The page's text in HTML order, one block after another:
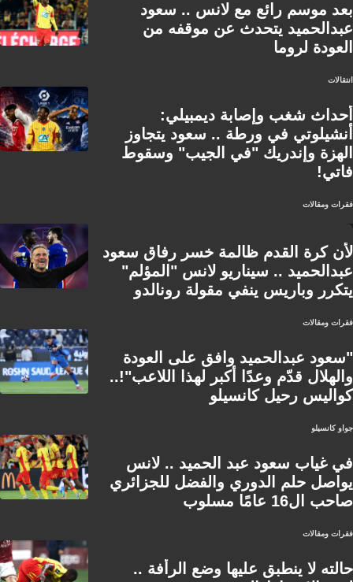
بعد موسم رائع مع لانس .. سعود
عبدالحميد يتحدث عن موقفه من
العودة لروما
انتقالات
أحداث شغب وإصابة ديمبيلي:
أنشيلوتي في ورطة .. سعود يتجاوز
الهزة وإندريك "في الجيب" وسقوط
فاتي!
فقرات ومقالات
لأن كرة القدم ظالمة خسر رفاق سعود
عبدالحميد .. سيناريو لانس "المؤلم"
يتكرر وباريس ينفي مقولة رونالدو
فقرات ومقالات
"سعود عبدالحميد وافق على العودة
والهلال قدّم وعدًا أكبر لهذا اللاعب"!..
كواليس رحيل كانسيلو
جواو كانسيلو
في غياب سعود عبد الحميد .. لانس
يواصل حلم الدوري والفضل للجزائري
صاحب ال16 عامًا مسلوب
فقرات ومقالات
حالته لا ينطبق عليها وضع الرأفة ..